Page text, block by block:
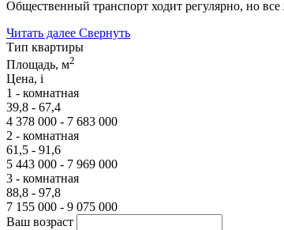
Общественный транспорт ходит регулярно, но
Читать далее Свернуть
Тип квартиры
Площадь, м2
Цена, i
1 - комнатная
39,8 - 67,4
4 378 000 - 7 683 000
2 - комнатная
61,5 - 91,6
5 443 000 - 7 969 000
3 - комнатная
88,8 - 97,8
7 155 000 - 9 075 000
Ваш возраст